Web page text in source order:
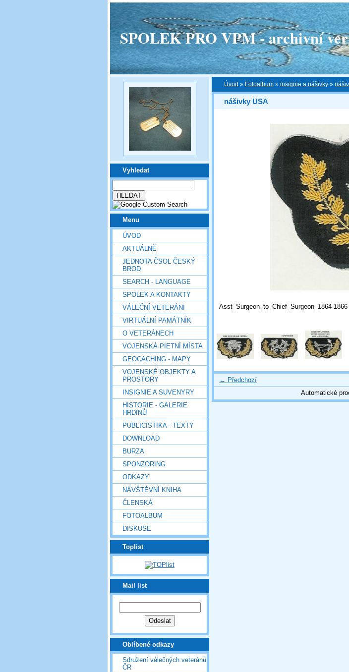
SPOLEK PRO VPM - archivní
Vyhledat
Menu
ÚVOD
AKTUÁLNĚ
JEDNOTA ČSOL ČESKÝ
BROD
SEARCH - LANGUAGE
SPOLEK A KONTAKTY
VÁLEČNÍ VETERÁNI
VIRTUÁLNÍ PAMÁTNÍK
O VETERÁNECH
VOJENSKÁ PIETNÍ MÍSTA
GEOCACHING - MAPY
VOJENSKÉ OBJEKTY A
PROSTORY
INSIGNIE A SUVENYRY
HISTORIE - GALERIE
HRDINŮ
PUBLICISTIKA - TEXTY
DOWNLOAD
BURZA
SPONZORING
ODKAZY
NÁVŠTĚVNÍ KNIHA
ČLENSKÁ
FOTOALBUM
DISKUSE
Toplist
Mail list
Oblíbené odkazy
Sdružení válečných veteránů
ČR
Úvod » Fotoalbum » insignie a nášivky »
nášivky USA
Asst_Surgeon_to_Chief_Surgeon_1864-1866
← Předchozí
Automatické